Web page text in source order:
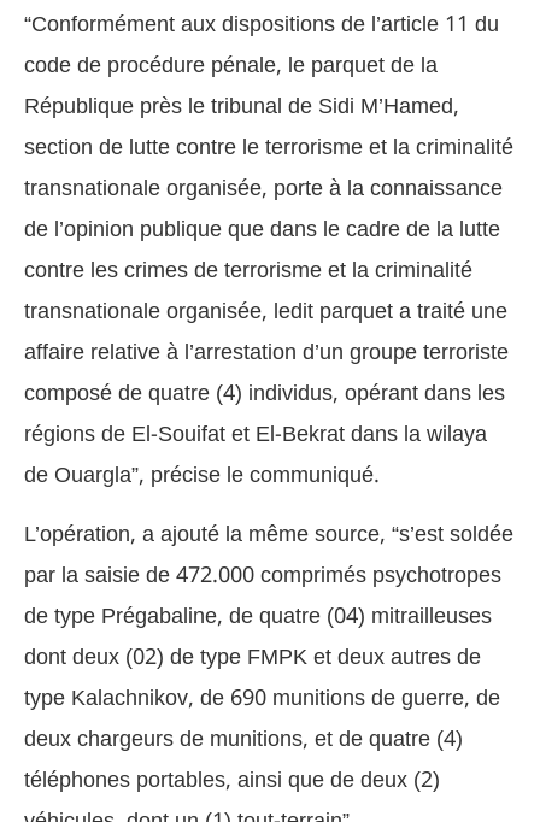
“Conformément aux dispositions de l’article 11 du
code de procédure pénale, le parquet de la
République près le tribunal de Sidi M’Hamed,
section de lutte contre le terrorisme et la criminalité
transnationale organisée, porte à la connaissance
de l’opinion publique que dans le cadre de la lutte
contre les crimes de terrorisme et la criminalité
transnationale organisée, ledit parquet a traité une
affaire relative à l’arrestation d’un groupe terroriste
composé de quatre (4) individus, opérant dans les
régions de El-Souifat et El-Bekrat dans la wilaya
de Ouargla”, précise le communiqué.
L’opération, a ajouté la même source, “s’est soldée
par la saisie de 472.000 comprimés psychotropes
de type Prégabaline, de quatre (04) mitrailleuses
dont deux (02) de type FMPK et deux autres de
type Kalachnikov, de 690 munitions de guerre, de
deux chargeurs de munitions, et de quatre (4)
téléphones portables, ainsi que de deux (2)